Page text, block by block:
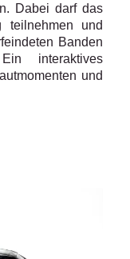
Dabei darf das
teilnehmen und
Banden
interaktives
und